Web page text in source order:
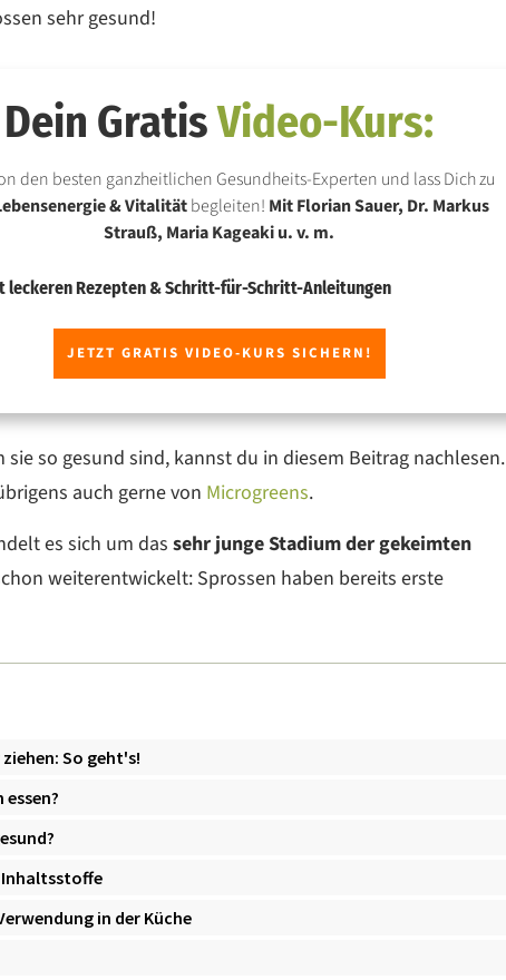
sehr gesund!
Dein GratisVideo-Kurs:
den besten ganzheitlichen Gesundheits-Experten und lass Dich zu
& Vitalitätbegleiten! Mit Florian Sauer, Dr. Markus
Strauß, Maria Kageaki u. v. m.
leckeren Rezepten & Schritt-für-Schritt-Anleitungen
JETZT GRATIS VIDEO-KURS SICHERN!
so gesund sind, kannst du in diesem Beitrag nachlesen.
auch gerne von Microgreens.
es sich um das sehr junge Stadium der gekeimten
weiterentwickelt: Sprossen haben bereits erste
So geht's!
Inhaltsstoffe
in der Küche